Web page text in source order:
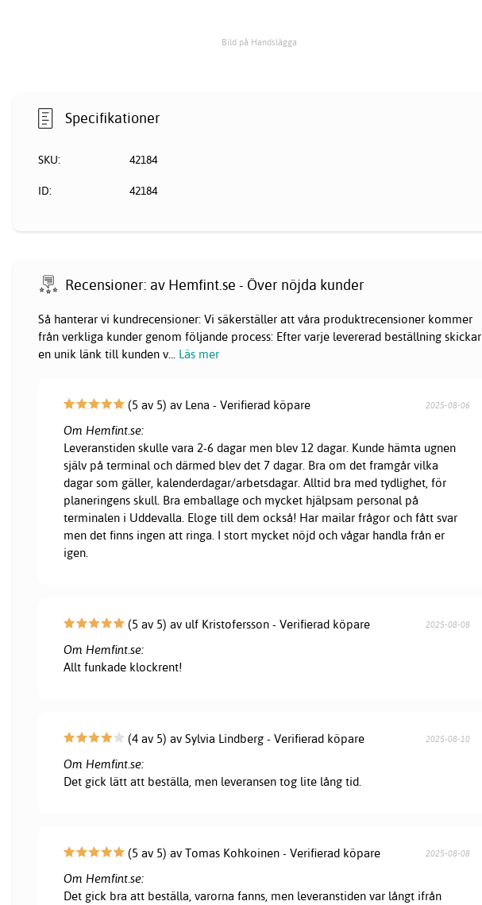
Bild på Handslägga
Specifikationer
SKU: 42184
ID: 42184
Recensioner: av Hemfint.se - Över nöjda kunder
Så hanterar vi kundrecensioner: Vi säkerställer att våra produktrecensioner kommer
från verkliga kunder genom följande process: Efter varje levererad beställning
en unik länk till kunden v... Läs mer
(5 av 5) av Lena - Verifierad köpare 2025-08-06
Om Hemfint.se:
Leveranstiden skulle vara 2-6 dagar men blev 12 dagar. Kunde hämta ugnen
själv på terminal och därmed blev det 7 dagar. Bra om det framgår vilka
dagar som gäller, kalenderdagar/arbetsdagar. Alltid bra med tydlighet, för
planeringens skull. Bra emballage och mycket hjälpsam personal på
terminalen i Uddevalla. Eloge till dem också! Har mailar frågor och fått svar
men det finns ingen att ringa. I stort mycket nöjd och vågar handla från er
igen.
(5 av 5) av ulf Kristofersson - Verifierad köpare 2025-08-08
Om Hemfint.se:
Allt funkade klockrent!
(4 av 5) av Sylvia Lindberg - Verifierad köpare 2025-08-10
Om Hemfint.se:
Det gick lätt att beställa, men leveransen tog lite lång tid.
(5 av 5) av Tomas Kohkoinen - Verifierad köpare 2025-08-08
Om Hemfint.se:
Det gick bra att beställa, varorna fanns, men leveranstiden var långt ifrån